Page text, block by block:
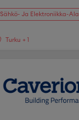
Sähkö- Ja Elektroniikka-Ala
Turku + 1